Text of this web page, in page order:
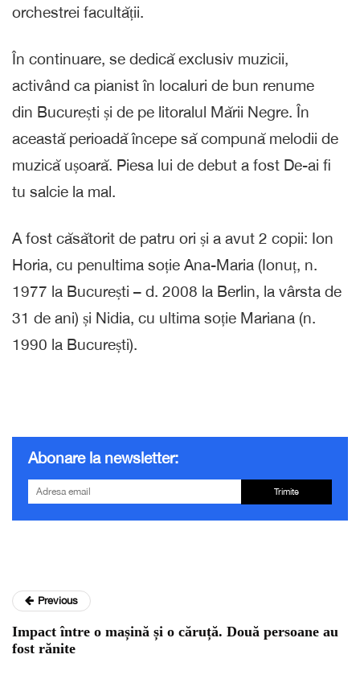
orchestrei facultății.
În continuare, se dedică exclusiv muzicii,
activând ca pianist în localuri de bun renume
din București și de pe litoralul Mării Negre. În
această perioadă începe să compună melodii de
muzică ușoară. Piesa lui de debut a fost De-ai fi
tu salcie la mal.
A fost căsătorit de patru ori și a avut 2 copii: Ion
Horia, cu penultima soție Ana-Maria (Ionuț, n.
1977 la București – d. 2008 la Berlin, la vârsta de
31 de ani) și Nidia, cu ultima soție Mariana (n.
1990 la București).
Abonare la newsletter:
Trimite
Previous
Impact între o mașină și o căruță. Două persoane au
fost rănite